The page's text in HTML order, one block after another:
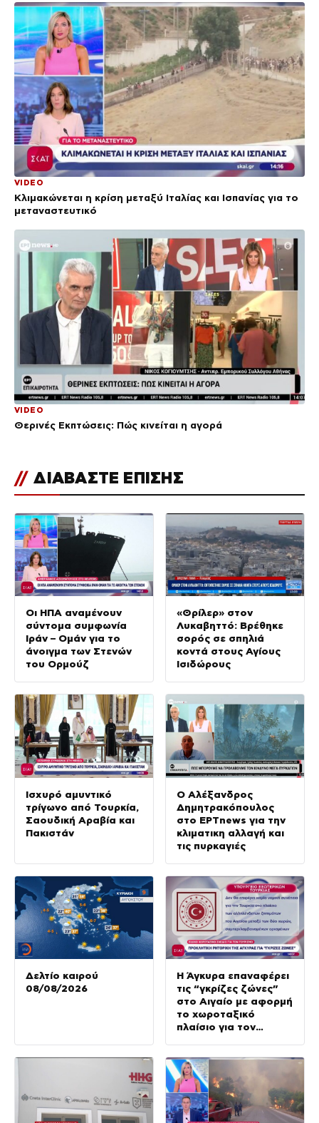
VIDEO
Κλιμακώνεται η κρίση μεταξύ Ιταλίας και Ισπανίας για το
μεταναστευτικό
VIDEO
Θερινές Εκπτώσεις: Πώς κινείται η αγορά
// ΔΙΑΒΑΣΤΕ ΕΠΙΣΗΣ
Οι ΗΠΑ αναμένουν
σύντομα συμφωνία
Ιράν – Ομάν για το
άνοιγμα των Στενών
του Ορμούζ
«Θρίλερ» στον
Λυκαβηττό: Βρέθηκε
σορός σε σπηλιά
κοντά στους Αγίους
Ισιδώρους
Ισχυρό αμυντικό
τρίγωνο από Τουρκία,
Σαουδική Αραβία και
Πακιστάν
Ο Αλέξανδρος
Δημητρακόπουλος
στο ΕΡΤnews για την
κλιματικη αλλαγή και
τις πυρκαγιές
Δελτίο καιρού
08/08/2026
Η Άγκυρα επαναφέρει
τις “γκρίζες ζώνες”
στο Αιγαίο με αφορμή
το χωροταξικό
πλαίσιο για τον